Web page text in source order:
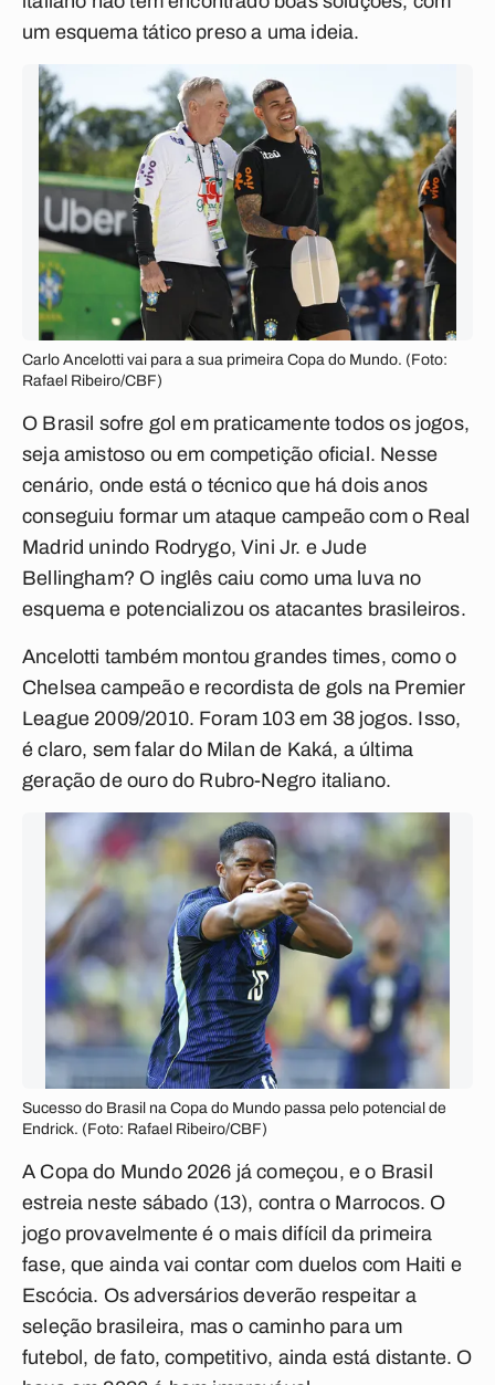
um esquema tático preso a uma ideia.
Carlo Ancelotti vai para a sua primeira Copa do Mundo. (Foto:
Rafael Ribeiro/CBF)
O Brasil sofre gol em praticamente todos os jogos,
seja amistoso ou em competição oficial. Nesse
cenário, onde está o técnico que há dois anos
conseguiu formar um ataque campeão com o Real
Madrid unindo Rodrygo, Vini Jr. e Jude
Bellingham? O inglês caiu como uma luva no
esquema e potencializou os atacantes brasileiros.
Ancelotti também montou grandes times, como o
Chelsea campeão e recordista de gols na Premier
League 2009/2010. Foram 103 em 38 jogos. Isso,
é claro, sem falar do Milan de Kaká, a última
geração de ouro do Rubro-Negro italiano.
Sucesso do Brasil na Copa do Mundo passa pelo potencial de
Endrick. (Foto: Rafael Ribeiro/CBF)
A Copa do Mundo 2026 já começou, e o Brasil
estreia neste sábado (13), contra o Marrocos. O
jogo provavelmente é o mais difícil da primeira
fase, que ainda vai contar com duelos com Haiti e
Escócia. Os adversários deverão respeitar a
seleção brasileira, mas o caminho para um
futebol, de fato, competitivo, ainda está distante. O